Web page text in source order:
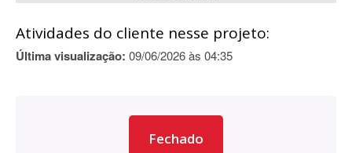
Atividades do cliente nesse projeto:
Última visualização: 09/06/2026 às 04:35
Fechado